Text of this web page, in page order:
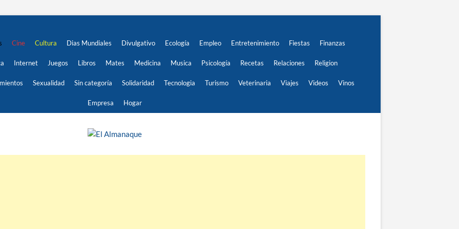
Cine Cultura Dias Mundiales Divulgativo Ecología Empleo Entretenimiento Fiestas Finanzas
Internet Juegos Libros Mates Medicina Musica Psicología Recetas Relaciones Religion
Sexualidad Sin categoría Solidaridad Tecnologia Turismo Veterinaria Viajes Videos Vinos
Empresa Hogar